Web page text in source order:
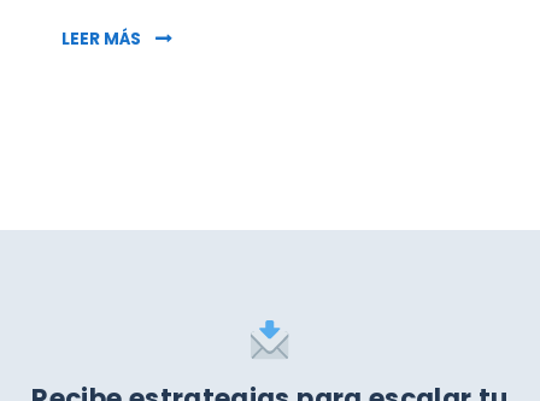
LEER MÁS 466: CÓMO ENVIAR TU WEB A BUSCADORES